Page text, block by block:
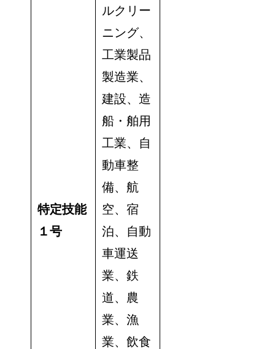
特定技能
１号
ルクリー
ニング、
工業製品
製造業、
建設、造
船・舶用
工業、自
動車整
備、航
空、宿
泊、自動
車運送
業、鉄
道、農
業、漁
業、飲食